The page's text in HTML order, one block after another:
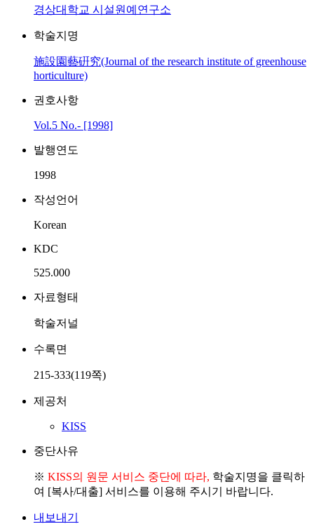
경상대학교 시설원예연구소
학술지명
施設園藝硏究(Journal of the research institute of greenhouse
horticulture)
권호사항
Vol.5 No.- [1998]
발행연도
1998
작성언어
Korean
KDC
525.000
자료형태
학술저널
수록면
215-333(119쪽)
제공처
KISS
중단사유
※ KISS의 원문 서비스 중단에 따라, 학술지명을 클릭하
여 [복사/대출] 서비스를 이용해 주시기 바랍니다.
내보내기